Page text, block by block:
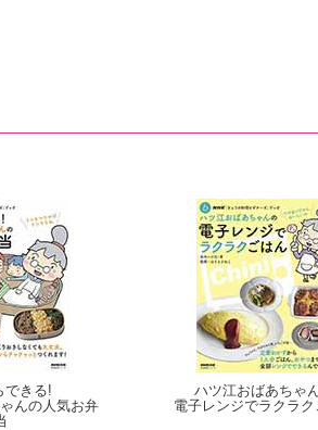
できる!
んの人気お弁
ハツ江おばあちゃ
電子レンジでラクラク